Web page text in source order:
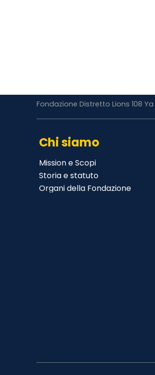
Fondazione Distretto Lions 108
Mission e Scopi
Storia e statuto
Organi della Fondazione
Chi siamo